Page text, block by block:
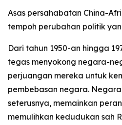
Asas persahabatan China-
tempoh perubahan politik
Dari tahun 1950-an hingga
tegas menyokong negara-
perjuangan mereka untuk
pembebasan negara.
seterusnya, memainkan
memulihkan kedudukan sah